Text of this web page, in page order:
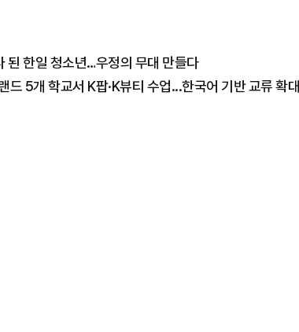
된 한일 청소년…우정의 무대 만들다
드 5개 학교서 K팝·K뷰티 수업...한국어 기반 교류 확대